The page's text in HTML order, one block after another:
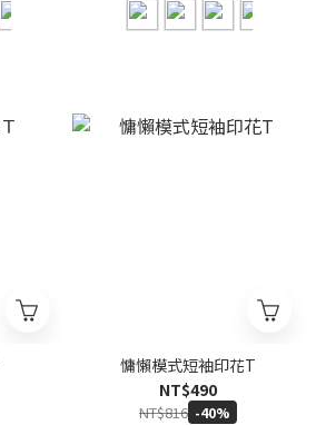
慵懶模式短袖印花T
NT$490
NT$816 -40%